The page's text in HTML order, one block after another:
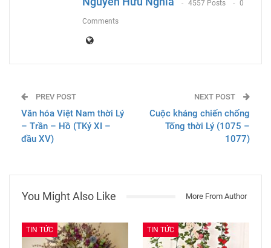
4557 Posts 0
Comments
PREV POST
Văn hóa Việt Nam thời Lý
– Trần – Hồ (TKỷ XI –
đầu XV)
NEXT POST
Cuộc kháng chiến chống
Tống thời Lý (1075 –
1077)
You Might Also Like More From Author
TIN TỨC TIN TỨC